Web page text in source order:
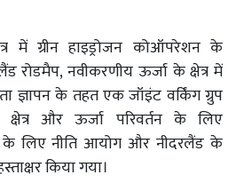
में ग्रीन हाइड्रोजन कोऑपरेशन के
रोडमैप, नवीकरणीय ऊर्जा के क्षेत्र में
ज्ञापन के तहत एक जॉइंट वर्किंग ग्रुप
और ऊर्जा परिवर्तन के लिए
लिए नीति आयोग और नीदरलैंड के
किया गया।